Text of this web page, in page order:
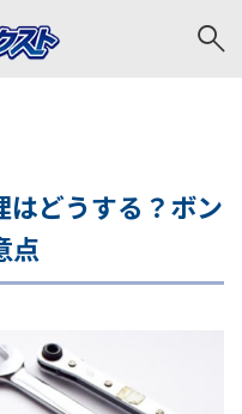
はどうする？ボン
点